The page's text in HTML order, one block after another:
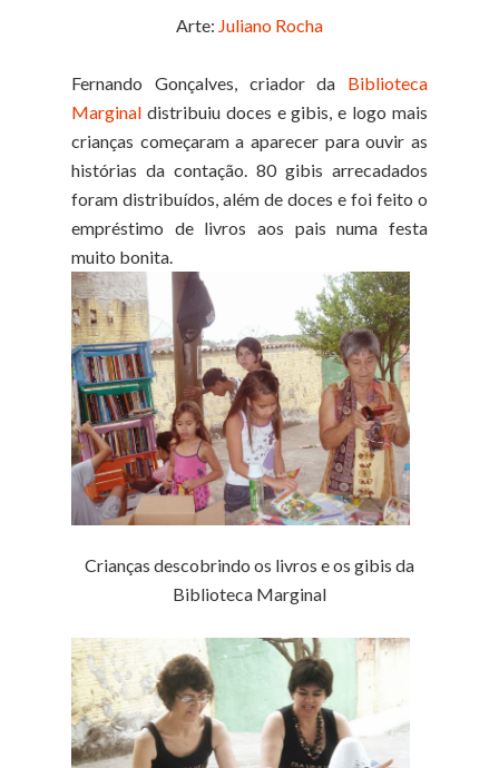
Arte: Juliano Rocha
Fernando Gonçalves, criador da Biblioteca
Marginal distribuiu doces e gibis, e logo mais
crianças começaram a aparecer para ouvir as
histórias da contação. 80 gibis arrecadados
foram distribuídos, além de doces e foi feito o
empréstimo de livros aos pais numa festa
muito bonita.
Crianças descobrindo os livros e os gibis da
Biblioteca Marginal